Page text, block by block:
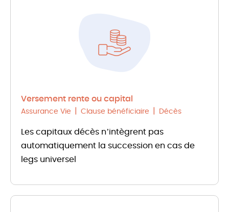
Versement rente ou capital
Assurance Vie Clause bénéficiaire Décès
Les capitaux décès n’intègrent pas
automatiquement la succession en cas de
legs universel